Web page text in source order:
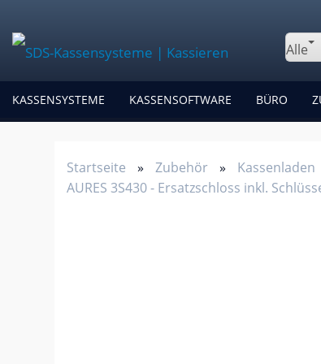
Alle
KASSENSYSTEME KASSENSOFTWARE BÜRO
Startseite » Zubehör » Kassenladen
AURES 3S430 - Ersatzschloss inkl.